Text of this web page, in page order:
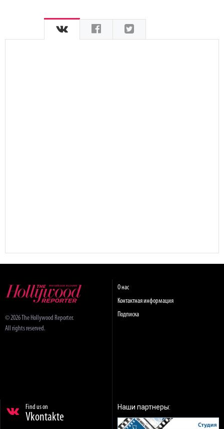
© 2026 The Hollywood Reporter.
All rights reserved.
О нас
Контактная информация
Подписка
Find us on
Vkontakte
Наши партнеры: